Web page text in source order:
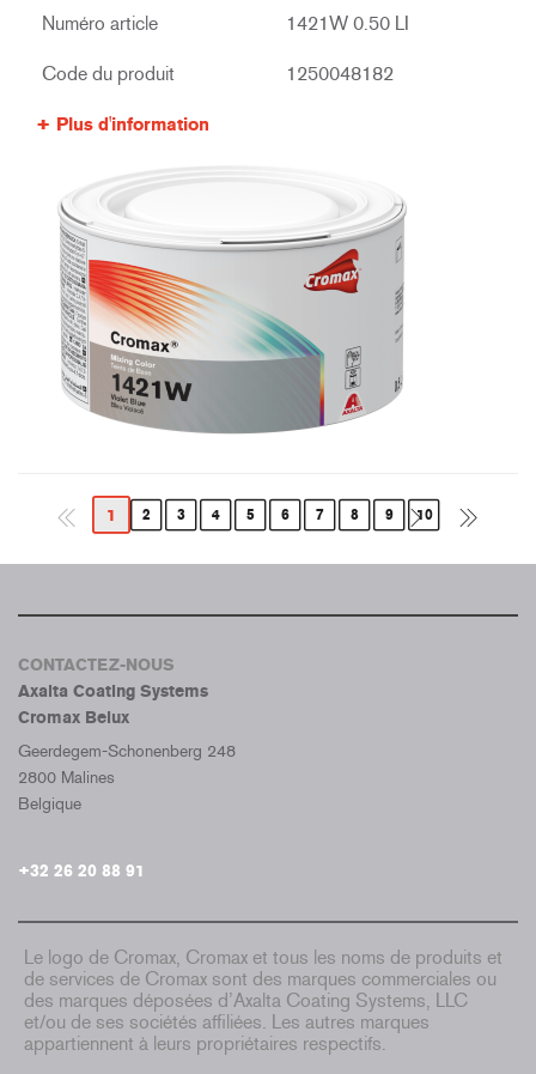
Numéro article 1421W 0.50 LI
Code du produit 1250048182
Plus d'information
1 2 3 4 5 6 7 8 9 10
CONTACTEZ-NOUS
Axalta Coating Systems
Cromax Belux
Geerdegem-Schonenberg 248
2800 Malines
Belgique
+32 26 20 88 91
Le logo de Cromax, Cromax et tous les noms de produits et
de services de Cromax sont des marques commerciales ou
des marques déposées d’Axalta Coating Systems, LLC
et/ou de ses sociétés affiliées. Les autres marques
appartiennent à leurs propriétaires respectifs.